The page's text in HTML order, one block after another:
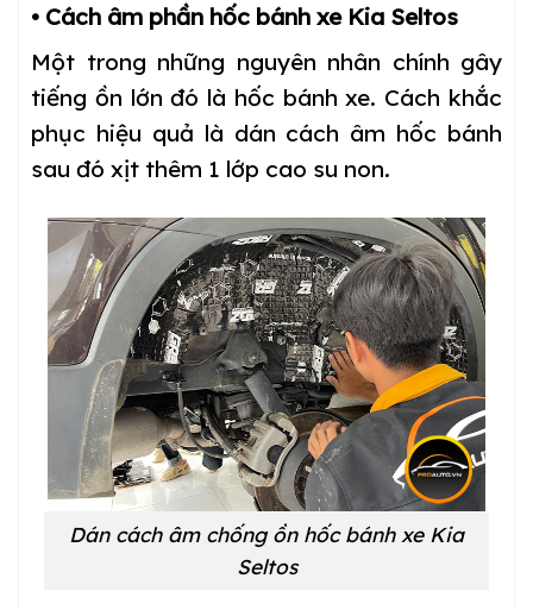
• Cách âm phần hốc bánh xe Kia Seltos
Một trong những nguyên nhân chính gây
tiếng ồn lớn đó là hốc bánh xe. Cách khắc
phục hiệu quả là dán cách âm hốc bánh
sau đó xịt thêm 1 lớp cao su non.
Dán cách âm chống ồn hốc bánh xe Kia
Seltos